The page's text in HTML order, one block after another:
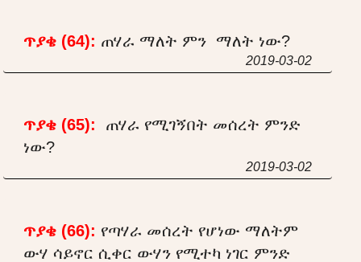
ጥያቄ (64): ጠሃራ ማለት ምን ማለት ነው?
2019-03-02
ጥያቄ (65):
ጠሃራ የሚገኝበት መሰረት ምንድ
ነው?
2019-03-02
ጥያቄ (66): የጣሃራ መሰረት የሆነው ማለትም
ውሃ ሳይኖር ሲቀር ውሃን የሚተካ ነገር ምንድ